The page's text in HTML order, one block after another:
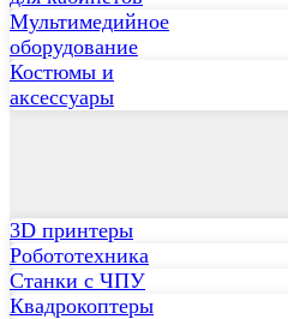
Мультимедийное
оборудование
Костюмы и
аксессуары
3D принтеры
Робототехника
Станки с ЧПУ
Квадрокоптеры